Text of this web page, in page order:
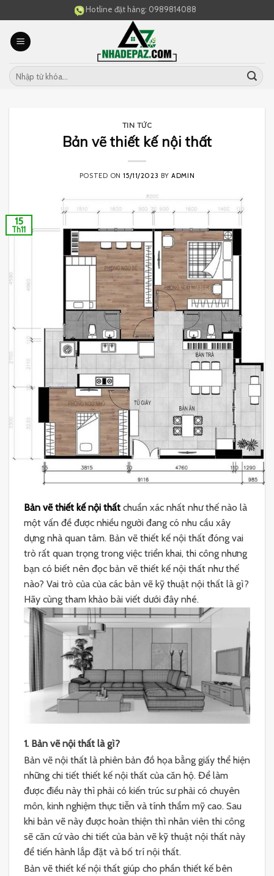
to
content
Hotline đặt hàng: 0989814088
TIN TỨC
Bản vẽ thiết kế nội thất
POSTED ON15/11/2023 BYADMIN
15
Th11
Bản vẽ thiết kế nội thất chuẩn xác nhất như thế nào là
một vấn đề được nhiều người đang có nhu cầu xây
dựng nhà quan tâm. Bản vẽ thiết kế nội thất đóng vai
trò rất quan trọng trong việc triển khai, thi công nhưng
bạn có biết nên đọc bản vẽ thiết kế nội thất như thế
nào? Vai trò của của các bản vẽ kỹ thuật nội thất là gì?
Hãy cùng tham khảo bài viết dưới đây nhé.
1. Bản vẽ nội thất là gì?
Bản vẽ nội thất là phiên bản đồ họa bằng giấy thể hiện
những chi tiết thiết kế nội thất của căn hộ. Để làm
được điều này thì phải có kiến trúc sư phải có chuyên
môn, kinh nghiệm thực tiễn và tính thẩm mỹ cao. Sau
khi bản vẽ này được hoàn thiện thì nhân viên thi công
sẽ căn cứ vào chi tiết của bản vẽ kỹ thuật nội thất này
để tiến hành lắp đặt và bố trí nội thất.
Bản vẽ thiết kế nội thất giúp cho phần thiết kế bên